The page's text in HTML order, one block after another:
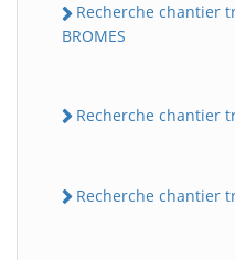
Recherche chantier
BROMES
Recherche chantier
Recherche chantier